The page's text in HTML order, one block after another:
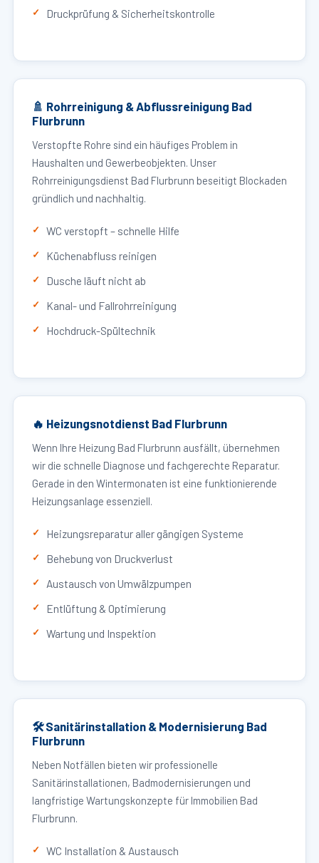
Druckprüfung & Sicherheitskontrolle
🚿 Rohrreinigung & Abflussreinigung Bad
Flurbrunn
Verstopfte Rohre sind ein häufiges Problem in
Haushalten und Gewerbeobjekten. Unser
Rohrreinigungsdienst Bad Flurbrunn beseitigt Blockaden
gründlich und nachhaltig.
WC verstopft – schnelle Hilfe
Küchenabfluss reinigen
Dusche läuft nicht ab
Kanal- und Fallrohrreinigung
Hochdruck-Spültechnik
🔥 Heizungsnotdienst Bad Flurbrunn
Wenn Ihre Heizung Bad Flurbrunn ausfällt, übernehmen
wir die schnelle Diagnose und fachgerechte Reparatur.
Gerade in den Wintermonaten ist eine funktionierende
Heizungsanlage essenziell.
Heizungsreparatur aller gängigen Systeme
Behebung von Druckverlust
Austausch von Umwälzpumpen
Entlüftung & Optimierung
Wartung und Inspektion
🛠 Sanitärinstallation & Modernisierung Bad
Flurbrunn
Neben Notfällen bieten wir professionelle
Sanitärinstallationen, Badmodernisierungen und
langfristige Wartungskonzepte für Immobilien Bad
Flurbrunn.
WC Installation & Austausch